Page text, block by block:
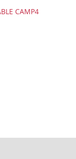
CAMP4